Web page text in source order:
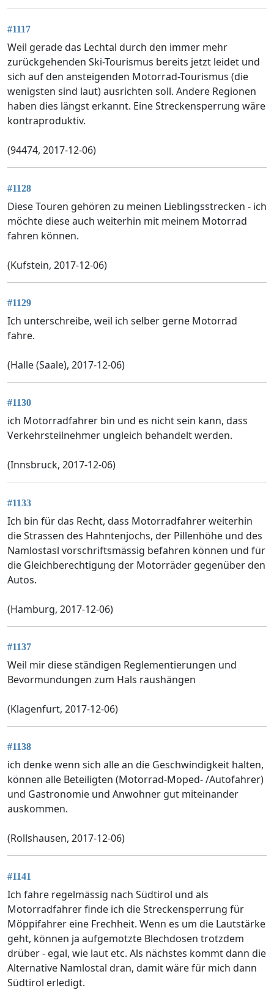
#1117
Weil gerade das Lechtal durch den immer mehr
zurückgehenden Ski-Tourismus bereits jetzt leidet und
sich auf den ansteigenden Motorrad-Tourismus (die
wenigsten sind laut) ausrichten soll. Andere Regionen
haben dies längst erkannt. Eine Streckensperrung wäre
kontraproduktiv.
(94474, 2017-12-06)
#1128
Diese Touren gehören zu meinen Lieblingsstrecken - ich
möchte diese auch weiterhin mit meinem Motorrad
fahren können.
(Kufstein, 2017-12-06)
#1129
Ich unterschreibe, weil ich selber gerne Motorrad
fahre.
(Halle (Saale), 2017-12-06)
#1130
ich Motorradfahrer bin und es nicht sein kann, dass
Verkehrsteilnehmer ungleich behandelt werden.
(Innsbruck, 2017-12-06)
#1133
Ich bin für das Recht, dass Motorradfahrer weiterhin
die Strassen des Hahntenjochs, der Pillenhöhe und des
Namlostasl vorschriftsmässig befahren können und für
die Gleichberechtigung der Motorräder gegenüber den
Autos.
(Hamburg, 2017-12-06)
#1137
Weil mir diese ständigen Reglementierungen und
Bevormundungen zum Hals raushängen
(Klagenfurt, 2017-12-06)
#1138
ich denke wenn sich alle an die Geschwindigkeit halten,
können alle Beteiligten (Motorrad-Moped- /Autofahrer)
und Gastronomie und Anwohner gut miteinander
auskommen.
(Rollshausen, 2017-12-06)
#1141
Ich fahre regelmässig nach Südtirol und als
Motorradfahrer finde ich die Streckensperrung für
Möppifahrer eine Frechheit. Wenn es um die Lautstärke
geht, können ja aufgemotzte Blechdosen trotzdem
drüber - egal, wie laut etc. Als nächstes kommt dann die
Alternative Namlostal dran, damit wäre für mich dann
Südtirol erledigt.